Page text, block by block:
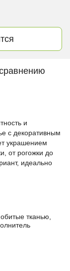
и
с декоративным
украшением
от рогожки до
идеально
тканью,